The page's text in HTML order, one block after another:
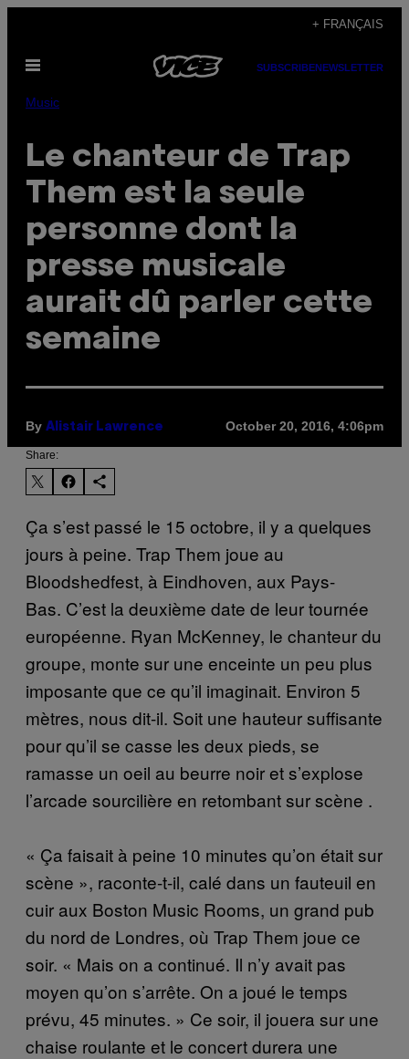
content
+ FRANÇAIS
Open
SUBSCRIBENEWSLETTER
Music
Le chanteur de Trap
Them est la seule
personne dont la
presse musicale
aurait dû parler cette
semaine
By Alistair Lawrence October 20, 2016, 4:06pm
Share:
Ça s’est passé le 15 octobre, il y a quelques
jours à peine. Trap Them joue au
Bloodshedfest, à Eindhoven, aux Pays-
Bas. C’est la deuxième date de leur tournée
européenne. Ryan McKenney, le chanteur du
groupe, monte sur une enceinte un peu plus
imposante que ce qu’il imaginait. Environ 5
mètres, nous dit-il. Soit une hauteur suffisante
pour qu’il se casse les deux pieds, se
ramasse un oeil au beurre noir et s’explose
l’arcade sourcilière en retombant sur scène .
« Ça faisait à peine 10 minutes qu’on était sur
scène », raconte-t-il, calé dans un fauteuil en
cuir aux Boston Music Rooms, un grand pub
du nord de Londres, où Trap Them joue ce
soir. « Mais on a continué. Il n’y avait pas
moyen qu’on s’arrête. On a joué le temps
prévu, 45 minutes. » Ce soir, il jouera sur une
chaise roulante et le concert durera une